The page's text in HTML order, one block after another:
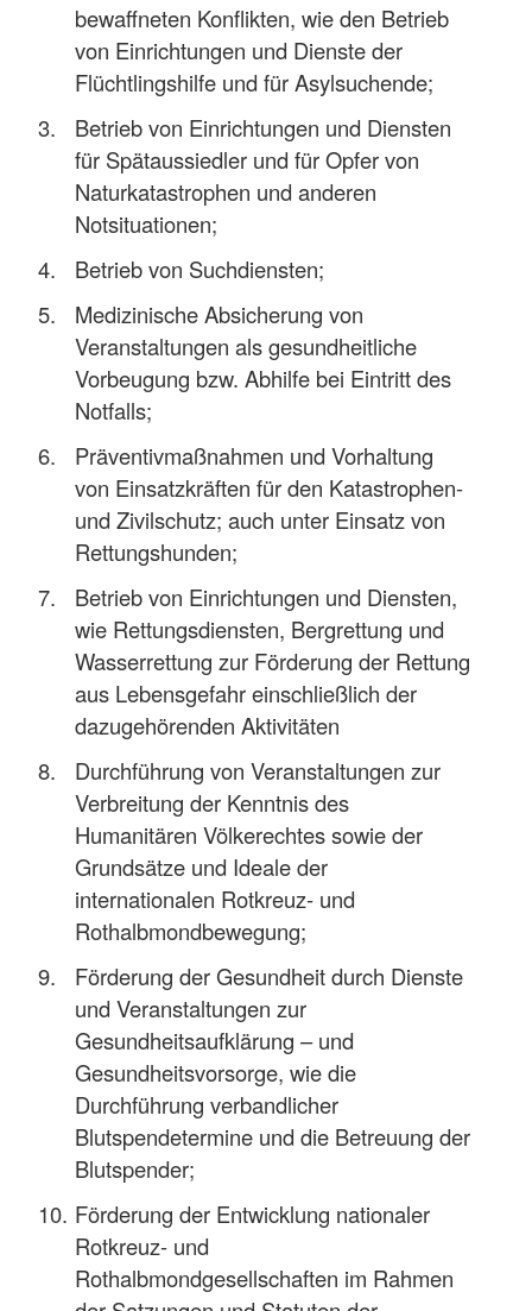
bewaffneten Konflikten, wie den Betrieb
von Einrichtungen und Dienste der
Flüchtlingshilfe und für Asylsuchende;
Betrieb von Einrichtungen und Diensten
für Spätaussiedler und für Opfer von
Naturkatastrophen und anderen
Notsituationen;
Betrieb von Suchdiensten;
Medizinische Absicherung von
Veranstaltungen als gesundheitliche
Vorbeugung bzw. Abhilfe bei Eintritt des
Notfalls;
Präventivmaßnahmen und Vorhaltung
von Einsatzkräften für den Katastrophen-
und Zivilschutz; auch unter Einsatz von
Rettungshunden;
Betrieb von Einrichtungen und Diensten,
wie Rettungsdiensten, Bergrettung und
Wasserrettung zur Förderung der Rettung
aus Lebensgefahr einschließlich der
dazugehörenden Aktivitäten
Durchführung von Veranstaltungen zur
Verbreitung der Kenntnis des
Humanitären Völkerechtes sowie der
Grundsätze und Ideale der
internationalen Rotkreuz- und
Rothalbmondbewegung;
Förderung der Gesundheit durch Dienste
und Veranstaltungen zur
Gesundheitsaufklärung – und
Gesundheitsvorsorge, wie die
Durchführung verbandlicher
Blutspendetermine und die Betreuung der
Blutspender;
Förderung der Entwicklung nationaler
Rotkreuz- und
Rothalbmondgesellschaften im Rahmen